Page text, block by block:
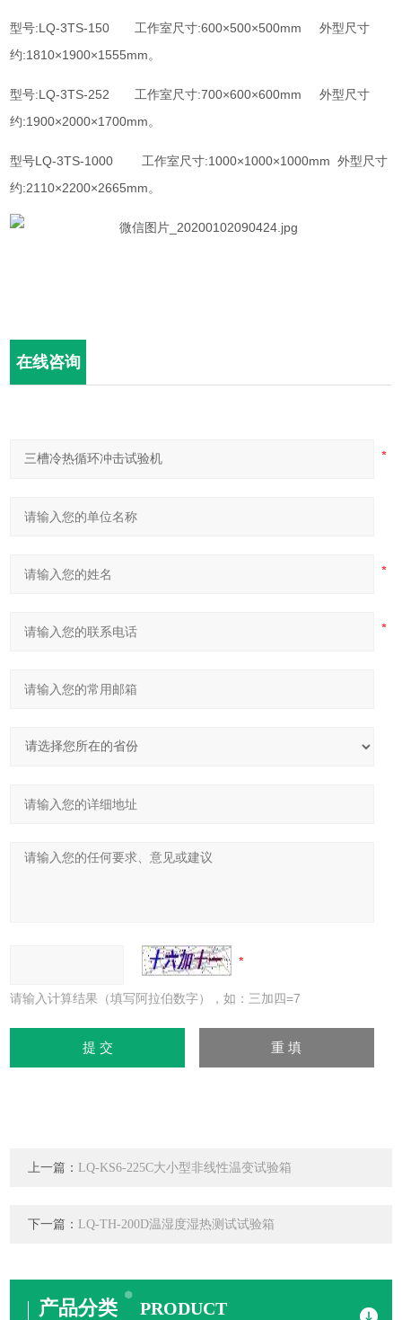
型号:LQ-3TS-150 工作室尺寸:600×500×500mm 外型尺寸
约:1810×1900×1555mm。
型号:LQ-3TS-252 工作室尺寸:700×600×600mm 外型尺寸
约:1900×2000×1700mm。
型号LQ-3TS-1000 工作室尺寸:1000×1000×1000mm 外型尺寸
约:2110×2200×2665mm。
在线咨询
请输入计算结果（填写阿拉伯数字），如：三加四=7
上一篇： LQ-KS6-225C大小型非线性温变试验箱
下一篇： LQ-TH-200D温湿度湿热测试试验箱
产品分类 PRODUCT